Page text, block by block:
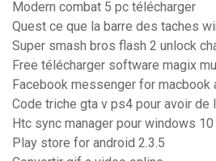
Modern combat 5 pc télécharger
Quest ce que la barre des taches
Super smash bros flash 2 unlock
Free télécharger software magix
Facebook messenger for macbook
Code triche gta v ps4 pour avoir de
Htc sync manager pour windows 10
Play store for android 2.3.5